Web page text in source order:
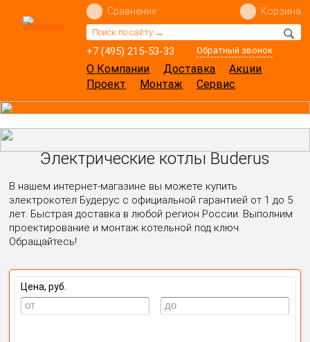
+7 (495) 215-53-33 Обратный звонок
Сравнение Корзина
О Компании Доставка
Акции
Проект
Монтаж Сервис
Электрические котлы Buderus
В нашем интернет-магазине вы можете купить
электрокотел Будерус с официальной гарантией от 1 до 5
лет. Быстрая доставка в любой регион России. Выполним
проектирование и монтаж котельной под ключ.
Обращайтесь!
Цена, руб.